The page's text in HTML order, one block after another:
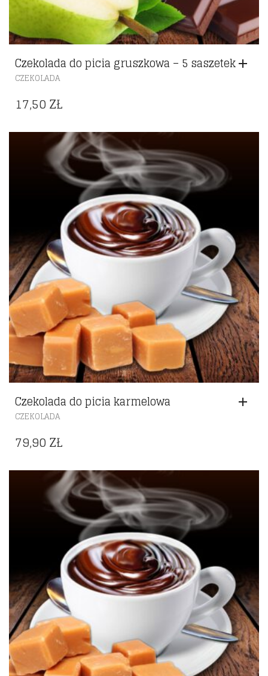
Czekolada do picia gruszkowa – 5 saszetek
CZEKOLADA
17,50ZŁ
Czekolada do picia karmelowa
CZEKOLADA
79,90ZŁ